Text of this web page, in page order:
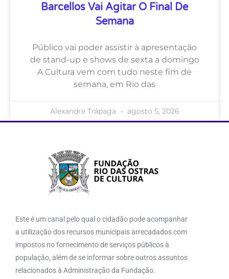
Barcellos Vai Agitar O Final De
Semana
Público vai poder assistir à apresentação
de stand-up e shows de sexta a domingo
A Cultura vem com tudo neste fim de
semana, em Rio das
Alexandre Trápaga agosto 5, 2026
Este é um canal pelo qual o cidadão pode acompanhar
a utilização dos recursos municipais arrecadados com
impostos no fornecimento de serviços públicos à
população, além de se informar sobre outros assuntos
relacionados à Administração da Fundação.